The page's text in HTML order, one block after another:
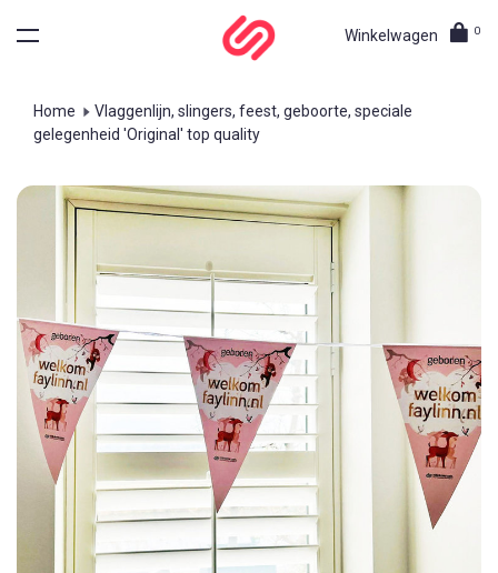
Winkelwagen 0
Home
Vlaggenlijn, slingers, feest, geboorte, speciale
gelegenheid 'Original' top quality